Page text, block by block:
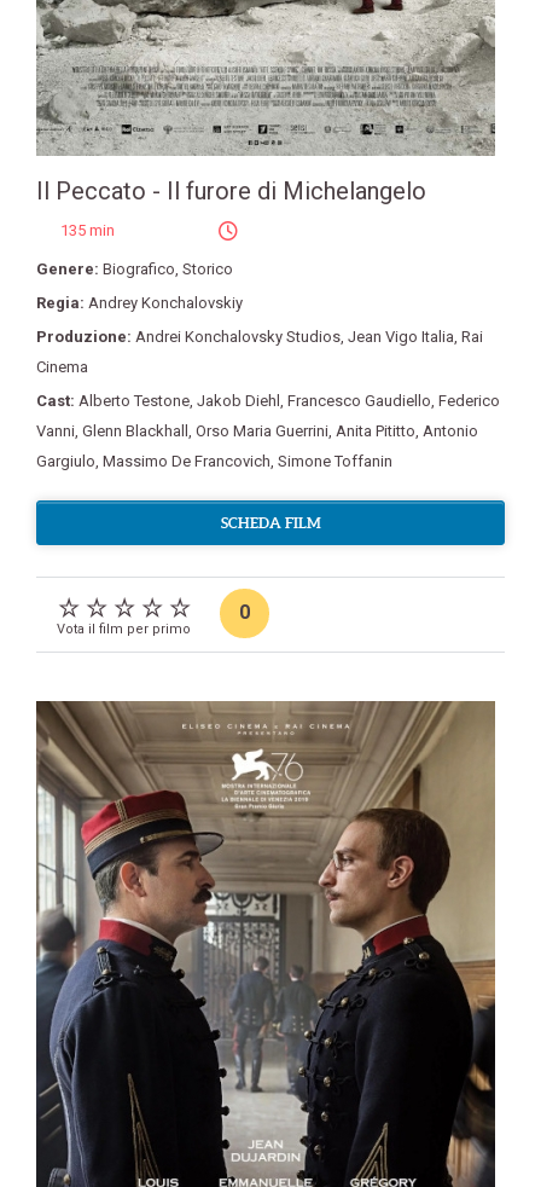
Il Peccato - Il furore di Michelangelo
135 min
Genere: Biografico, Storico
Regia: Andrey Konchalovskiy
Produzione: Andrei Konchalovsky Studios, Jean Vigo Italia, Rai
Cinema
Cast: Alberto Testone, Jakob Diehl , Francesco Gaudiello, Federico
Vanni, Glenn Blackhall , Orso Maria Guerrini, Anita Pititto, Antonio
Gargiulo, Massimo De Francovich, Simone Toffanin
SCHEDA FILM
Vota il film per primo
0